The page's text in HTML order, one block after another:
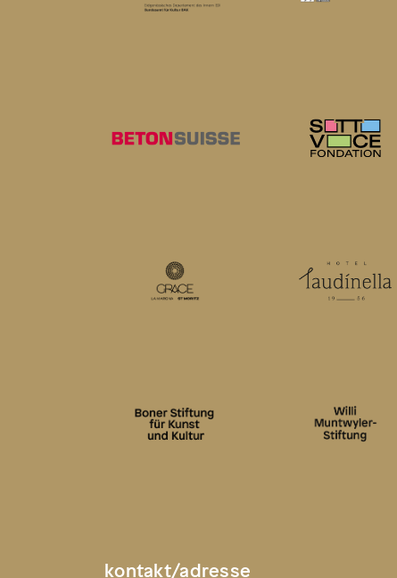
kontakt/adresse